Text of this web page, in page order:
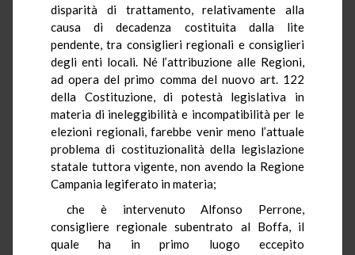
disparità di trattamento, relativamente alla
causa di decadenza costituita dalla lite
pendente, tra consiglieri regionali e consiglieri
degli enti locali. Né l’attribuzione alle Regioni,
ad opera del primo comma del nuovo art. 122
della Costituzione, di potestà legislativa in
materia di ineleggibilità e incompatibilità per le
elezioni regionali, farebbe venir meno l’attuale
problema di costituzionalità della legislazione
statale tuttora vigente, non avendo la Regione
Campania legiferato in materia;
che è intervenuto Alfonso Perrone,
consigliere regionale subentrato al Boffa, il
quale ha in primo luogo eccepito